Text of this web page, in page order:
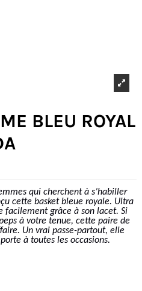
BLEU ROYAL
qui cherchent à s’habiller
cette basket bleue royale. Ultra
facilement grâce à son lacet. Si
à votre tenue, cette paire de
Un vrai passe-partout, elle
à toutes les occasions.